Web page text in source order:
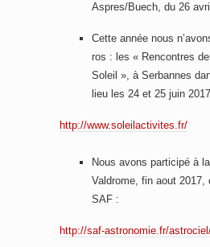
Aspres/Buech, du 26
Cette année nous
ros : les « Rencontres
Soleil », à Serbannes
lieu les 24 et 25 juin 2017.
http://www.soleilactivites.fr/
Nous avons participé à
Valdrome, fin aout 2017,
SAF :
http://saf-astronomie.fr/